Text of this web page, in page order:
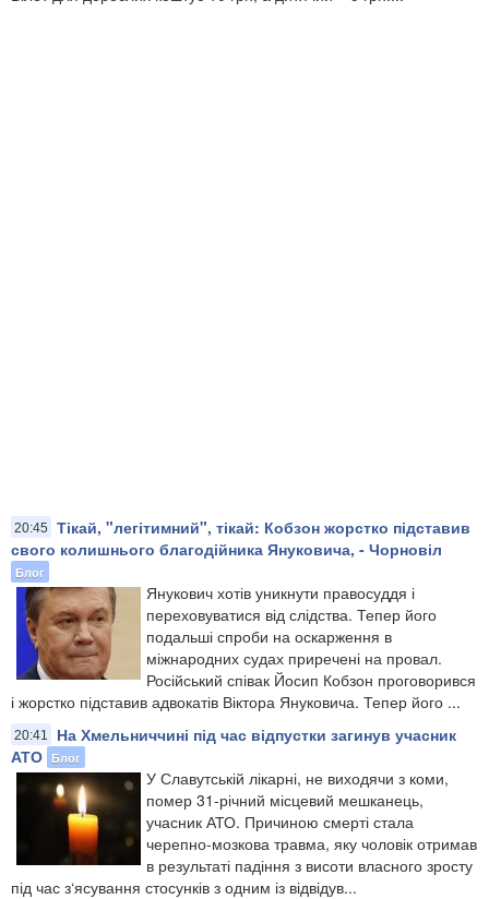
20:45
Тікай, "легітимний", тікай: Кобзон жорстко підставив
свого колишнього благодійника Януковича, - Чорновіл
Блог
Янукович хотів уникнути правосуддя і
переховуватися від слідства. Тепер його
подальші спроби на оскарження в
міжнародних судах приречені на провал.
Російський співак Йосип Кобзон проговорився
і жорстко підставив адвокатів Віктора Януковича. Тепер його ...
20:41
На Хмельниччині під час відпустки загинув учасник
АТО Блог
У Славутській лікарні, не виходячи з коми,
помер 31-річний місцевий мешканець,
учасник АТО. Причиною смерті стала
черепно-мозкова травма, яку чоловік отримав
в результаті падіння з висоти власного зросту
під час з‘ясування стосунків з одним із відвідув...